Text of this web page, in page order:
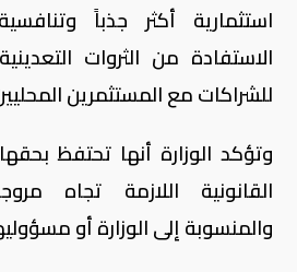
استثمارية أكثر جذباً
الاستفادة من الثروات
للشراكات مع المستثمرين
وتؤكد الوزارة أنها تحتفظ
القانونية اللازمة تجاه
والمنسوبة إلى الوزارة أو